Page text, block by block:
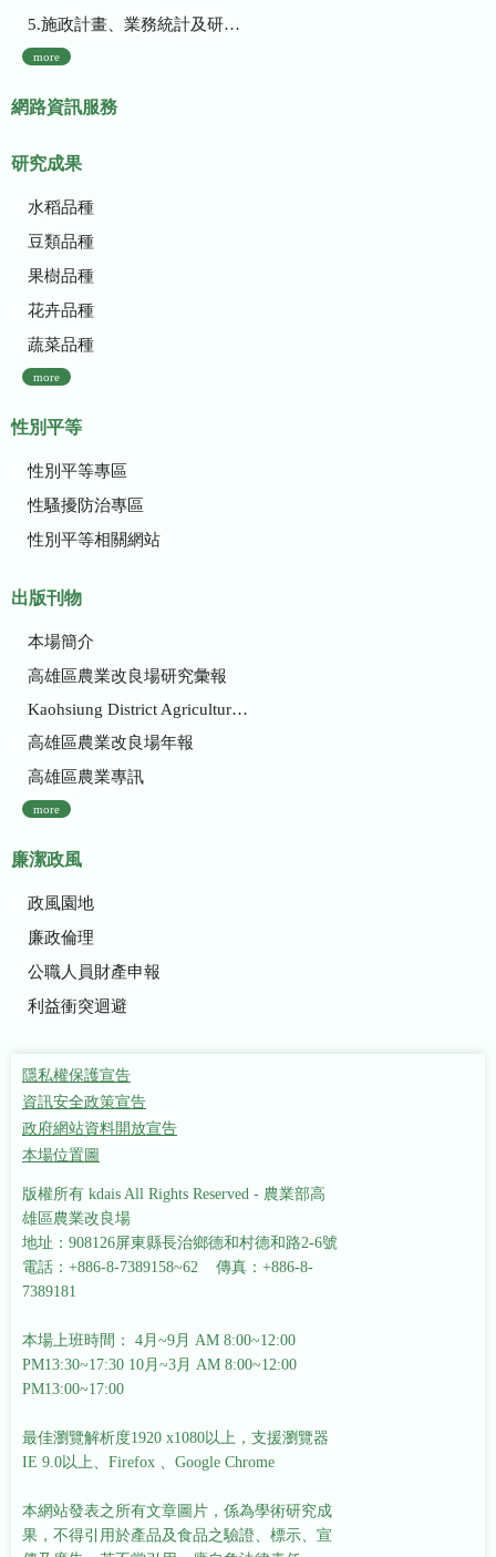
5.施政計畫、業務統計及研究報告
more
網路資訊服務
研究成果
水稻品種
豆類品種
果樹品種
花卉品種
蔬菜品種
more
性別平等
性別平等專區
性騷擾防治專區
性別平等相關網站
出版刊物
本場簡介
高雄區農業改良場研究彙報
Kaohsiung District Agricultural Research and Extension Station
高雄區農業改良場年報
高雄區農業專訊
more
廉潔政風
政風園地
廉政倫理
公職人員財產申報
利益衝突迴避
隱私權保護宣告
資訊安全政策宣告
政府網站資料開放宣告
本場位置圖
版權所有 kdais All Rights Reserved - 農業部高
雄區農業改良場
地址：908126屏東縣長治鄉德和村德和路2-6號
電話：+886-8-7389158~62 傳真：+886-8-
7389181
本場上班時間： 4月~9月 AM 8:00~12:00
PM13:30~17:30 10月~3月 AM 8:00~12:00
PM13:00~17:00
最佳瀏覽解析度1920 x1080以上，支援瀏覽器
IE 9.0以上、Firefox 、Google Chrome
本網站發表之所有文章圖片，係為學術研究成
果，不得引用於產品及食品之驗證、標示、宣